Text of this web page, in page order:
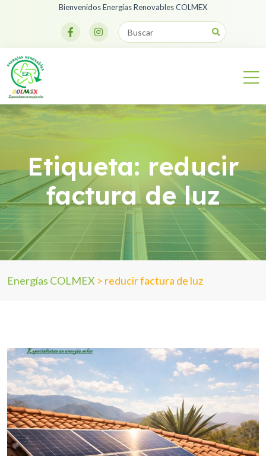
Bienvenidos Energías Renovables COLMEX
Etiqueta: reducir
factura de luz
Energías COLMEX > reducir factura de luz